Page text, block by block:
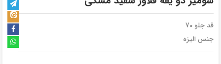
قد جلو 70
جنس الیزه